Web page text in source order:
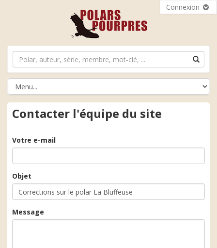
Connexion
Contacter l'équipe du site
Votre e-mail
Objet
Message